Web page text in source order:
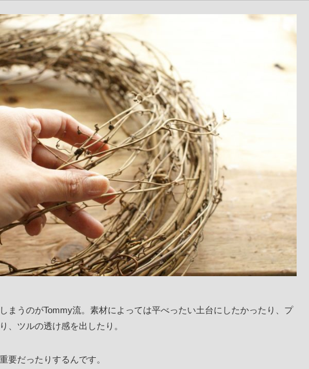
まうのがTommy流。素材によっては平べったい土台にしたかったり、プ
、ツルの透け感を出したり。
要だったりするんです。